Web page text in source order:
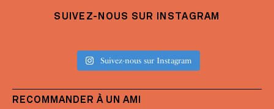
SUIVEZ-NOUS SUR INSTAGRAM
Suivez-nous sur Instagram
RECOMMANDER À UN AMI